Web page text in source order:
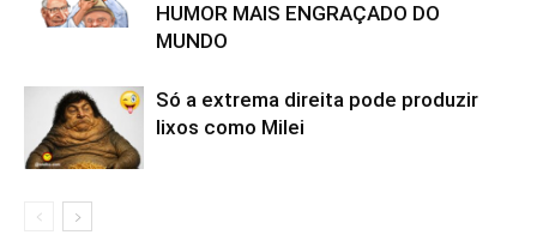
HUMOR MAIS ENGRAÇADO DO
MUNDO
Só a extrema direita pode produzir
lixos como Milei